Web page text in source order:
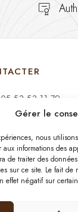
Gérer le
nous
informations des
de traiter des
sur ce site. Le fait de
effet négatif sur
05 53 53 11 79
09:00 -